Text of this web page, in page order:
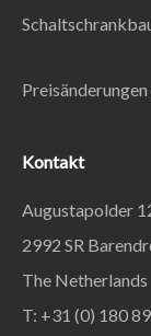
Kontakt
Augustapolder
2992 SR
The Netherlands
T: +31 (0) 180